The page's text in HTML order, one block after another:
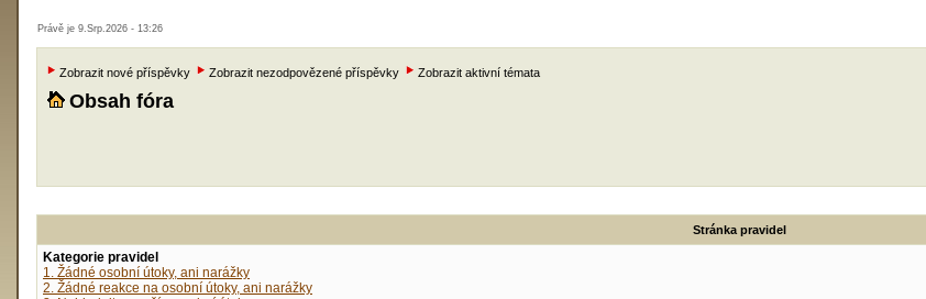
Právě je 9.Srp.2026 - 13:26
Zobrazit nové příspěvky Zobrazit nezodpovězené příspěvky Zobrazit aktivní témata
Obsah fóra
Stránka pravidel
Kategorie pravidel
1. Žádné osobní útoky, ani narážky
2. Žádné reakce na osobní útoky, ani narážky